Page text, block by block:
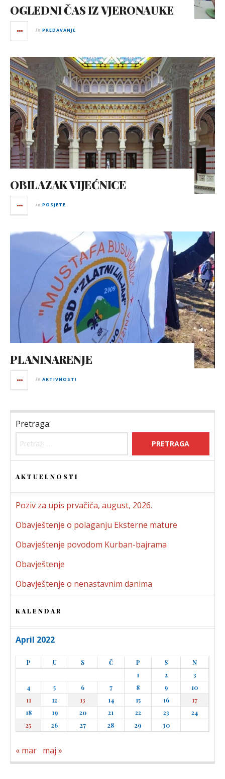
OGLEDNI ČAS IZ VJERONAUKE
in PREDAVANJE
OBILAZAK VIJEĆNICE
in POSJETE
PLANINARENJE
in AKTIVNOSTI
Pretraga:
AKTUELNOSTI
Poziv za upis prvačića, august, 2026.
Obavještenje o polaganju Eksterne mature
Obavještenje povodom Kurban-bajrama
Obavještenje
Obavještenje o nenastavnim danima
KALENDAR
April 2022
P U S Č P S
N
1
2
3
4
5 6 7 8 9
10
11
12 13 14 15 16
17
18
19 20 21 22 23
24
25
26 27 28 29 30
« mar maj »